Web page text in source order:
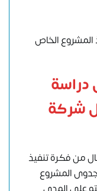
المشروع الخاص
شركة
من فكرة تنفيذ
جدوى المشروع